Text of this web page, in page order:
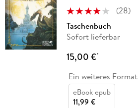
(28)
Taschenbuch
Sofort lieferbar
15,00 €*
Ein weiteres Format
eBook epub
11,99 €